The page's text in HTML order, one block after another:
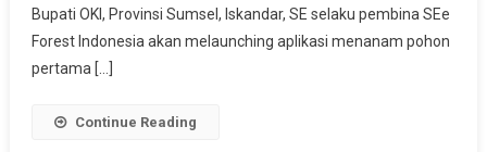
Forest
Bupati OKI, Provinsi Sumsel, Iskandar, SE selaku pembina SEe
Forest Indonesia akan melaunching aplikasi menanam pohon
pertama […]
Continue Reading